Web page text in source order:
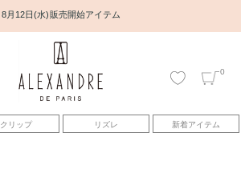
8月12日(水) 販売開始アイテム
0
クリップ リズレ 新着アイテム